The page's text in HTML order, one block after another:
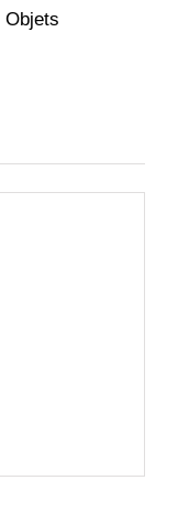
Objets